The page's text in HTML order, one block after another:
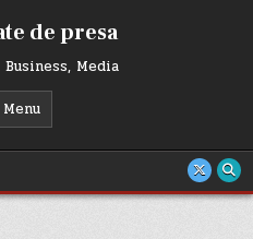
de presa
Business, Media
Menu